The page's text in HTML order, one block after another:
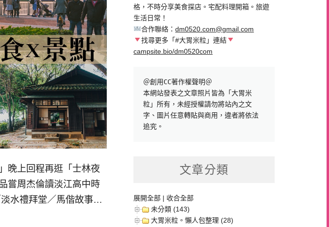
晚上回程再逛「士林夜
嘗周杰倫讀淡江高中時
水禮拜堂／馬偕故事…
格，不時分享美食探店。宅配料理開箱。旅遊
生活日常！
合作聯絡：dm0520.com@gmail.com
找尋更多「#大胃米粒」連結
campsite.bio/dm0520com
＠創用CC著作權聲明＠
本網站發表之文章照片皆為「大胃米
粒」所有，未經授權請勿將站內之文
字、圖片任意轉貼與商用，違者將依法
追究。
文章分類
展開全部 | 收合全部
未分類 (143)
大胃米粒。懶人包整理 (28)